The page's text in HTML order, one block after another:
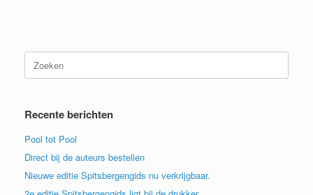
naar:
Recente berichten
Pool tot Pool
Direct bij de auteurs bestellen
Nieuwe editie Spitsbergengids nu verkrijgbaar.